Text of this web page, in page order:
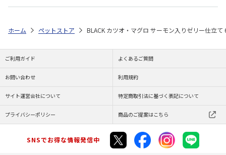
ホーム ペットストア BLACK カツオ・マグロ サーモン入りゼリー仕立て
ご利用ガイド よくあるご質問
お問い合わせ 利用規約
サイト運営会社について 特定商取引法に基づく表記について
プライバシーポリシー 商品のご提案はこちら
SNSでお得な情報発信中